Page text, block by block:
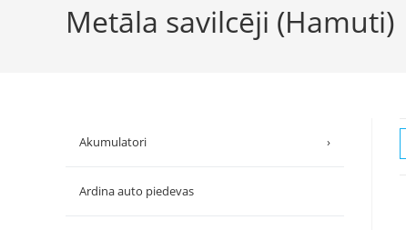
Metāla savilcēji (Hamuti)
Akumulatori ›
Ardina auto piedevas